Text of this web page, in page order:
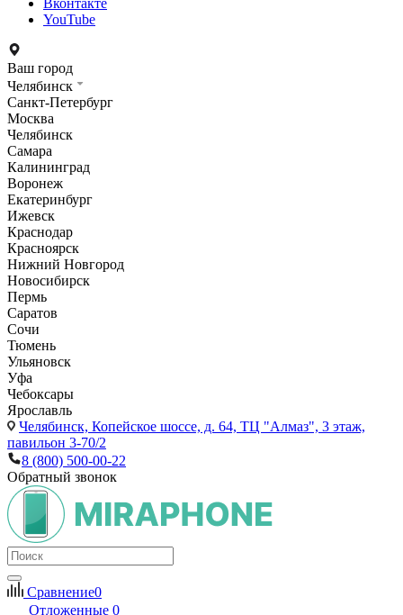
Вконтакте
YouTube
Ваш город
Челябинск
Санкт-Петербург
Москва
Челябинск
Самара
Калининград
Воронеж
Екатеринбург
Ижевск
Краснодар
Красноярск
Нижний Новгород
Новосибирск
Пермь
Саратов
Сочи
Тюмень
Ульяновск
Уфа
Чебоксары
Ярославль
Челябинск, Копейское шоссе, д. 64, ТЦ "Алмаз", 3 этаж,
павильон 3-70/2
8 (800) 500-00-22
Обратный звонок
Сравнение0
Отложенные 0